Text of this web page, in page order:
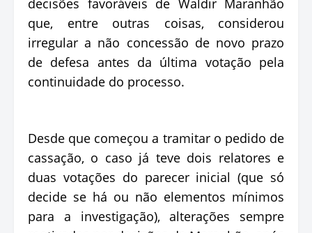
decisões favoráveis de Waldir Maranhão
que, entre outras coisas, considerou
irregular a não concessão de novo prazo
de defesa antes da última votação pela
continuidade do processo.
Desde que começou a tramitar o pedido de
cassação, o caso já teve dois relatores e
duas votações do parecer inicial (que só
decide se há ou não elementos mínimos
para a investigação), alterações sempre